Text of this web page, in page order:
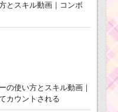
とスキル動画｜コンボ
の使い方とスキル動画｜
カウントされる